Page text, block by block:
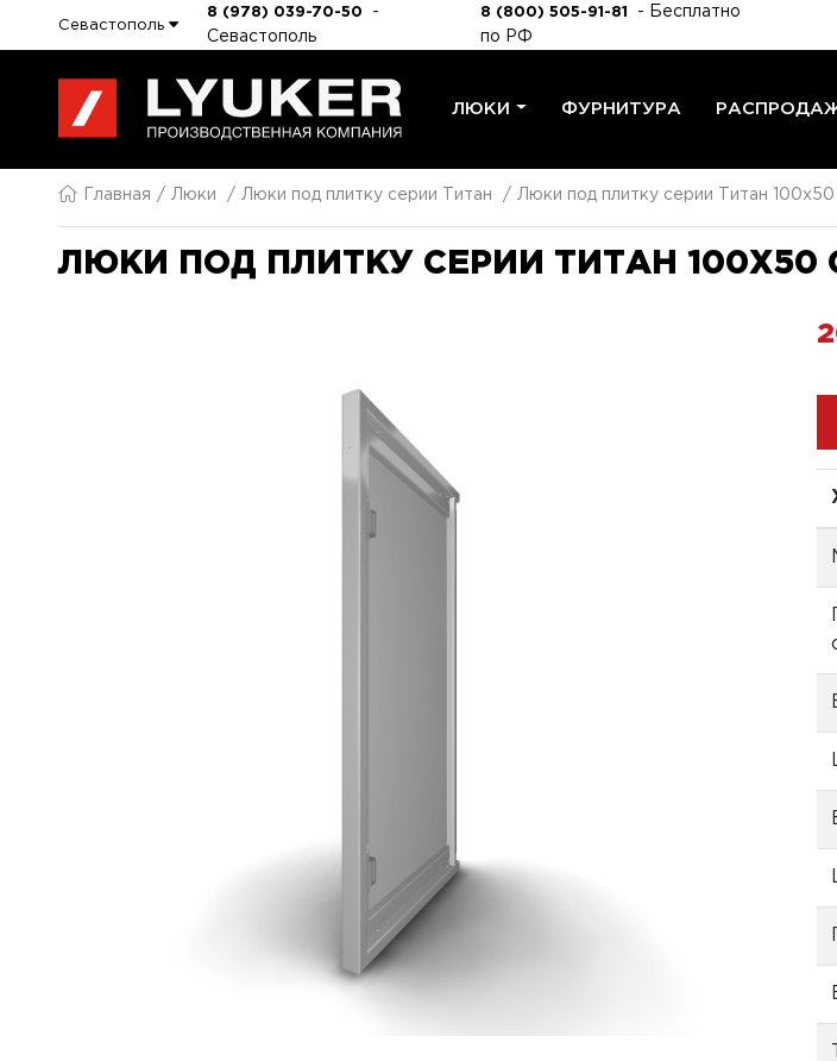
Севастополь
8 (978) 039-70-50
-
Севастополь
8 (800) 505-91-81
- Бесплатно
по РФ
ЛЮКИ ФУРНИТУРА
Главная Люки Люки под плитку серии Титан Люки под плитку серии Титан 100x50
ЛЮКИ ПОД ПЛИТКУ СЕРИИ ТИТАН 100X50